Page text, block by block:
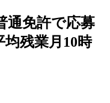
通免許で応募
均残業月10時